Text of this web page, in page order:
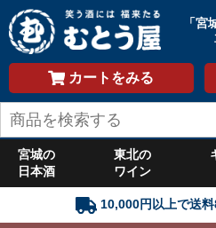
「宮
カートをみる
宮城の
日本酒
東北の
ワイン
10,000円以上で送料